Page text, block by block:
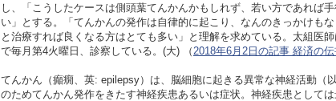
し、「こうしたケースは側頭葉てんかんかもしれず、若い方であれば
い」とする。「てんかんの発作は自律的に起こり、なんのきっかけも
と治療すれば良くなる方はとても多い」と理解を求めている。太組医
で毎月第4火曜日、診察している。(大) （ 2018年6月2日の記事 経済の
てんかん（癲癇、英: epilepsy）は、脳細胞に起きる異常な神経活動（
のためてんかん発作をきたす神経疾患あるいは症状。神経疾患として